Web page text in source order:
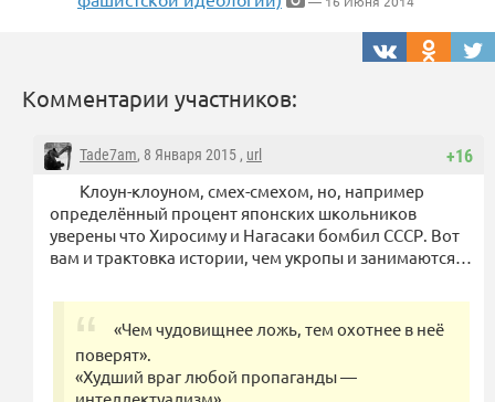
Комментарии участников:
+16
Tade7am, 8 Января 2015 , url
Клоун-клоуном, смех-смехом, но, например
определённый процент японских школьников
уверены что Хиросиму и Нагасаки бомбил СССР. Вот
вам и трактовка истории, чем укропы и занимаются…
«Чем чудовищнее ложь, тем охотнее в неё
поверят».
«Худший враг любой пропаганды —